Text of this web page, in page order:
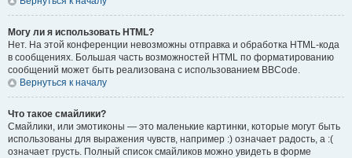
Могу ли я использовать HTML?
Нет. На этой конференции невозможны отправка и обработка HTML-кода
в сообщениях. Большая часть возможностей HTML по форматированию
сообщений может быть реализована с использованием BBCode.
Вернуться к началу
Что такое смайлики?
Смайлики, или эмотиконы — это маленькие картинки, которые могут быть
использованы для выражения чувств, например :) означает радость, а :(
означает грусть. Полный список смайликов можно увидеть в форме